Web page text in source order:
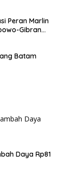
Peran Marlin
Gibran
Batam
Daya Rp81